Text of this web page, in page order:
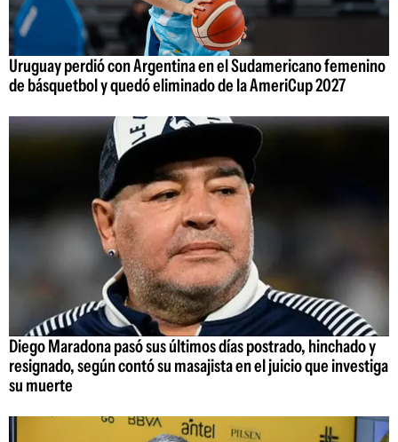
Uruguay perdió con Argentina en el Sudamericano femenino
de básquetbol y quedó eliminado de la AmeriCup 2027
Diego Maradona pasó sus últimos días postrado, hinchado y
resignado, según contó su masajista en el juicio que investiga
su muerte